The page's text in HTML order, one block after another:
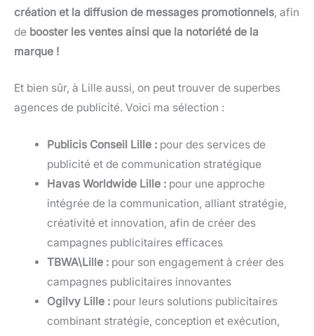
création et la diffusion de messages promotionnels, afin
de booster les ventes ainsi que la notoriété de la
marque !
Et bien sûr, à Lille aussi, on peut trouver de superbes
agences de publicité. Voici ma sélection :
Publicis Conseil Lille :pour des services de
publicité et de communication stratégique
Havas Worldwide Lille :pour une approche
intégrée de la communication, alliant stratégie,
créativité et innovation, afin de créer des
campagnes publicitaires efficaces
TBWA\Lille :pour son engagement à créer des
campagnes publicitaires innovantes
Ogilvy Lille :pour leurs solutions publicitaires
combinant stratégie, conception et exécution,